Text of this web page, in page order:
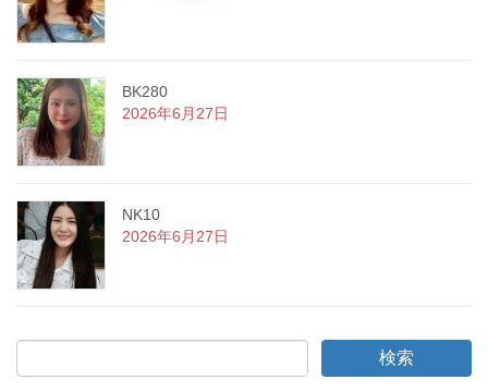
BK280
2026年6月27日
NK10
2026年6月27日